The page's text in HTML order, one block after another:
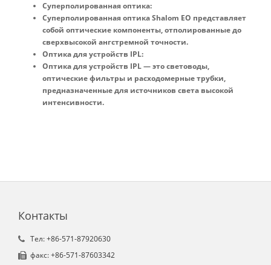
Суперполированная оптика:
Суперполированная оптика Shalom EO представляет
собой оптические компоненты, отполированные до
сверхвысокой ангстремной точности.
Оптика для устройств IPL:
Оптика для устройств IPL — это световоды,
оптические фильтры и расходомерные трубки,
предназначенные для источников света высокой
интенсивности.
Контакты
Tел: +86-571-87920630
факс: +86-571-87603342